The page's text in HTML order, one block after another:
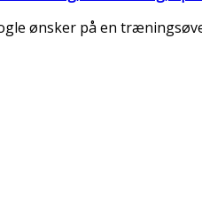
ønsker på en